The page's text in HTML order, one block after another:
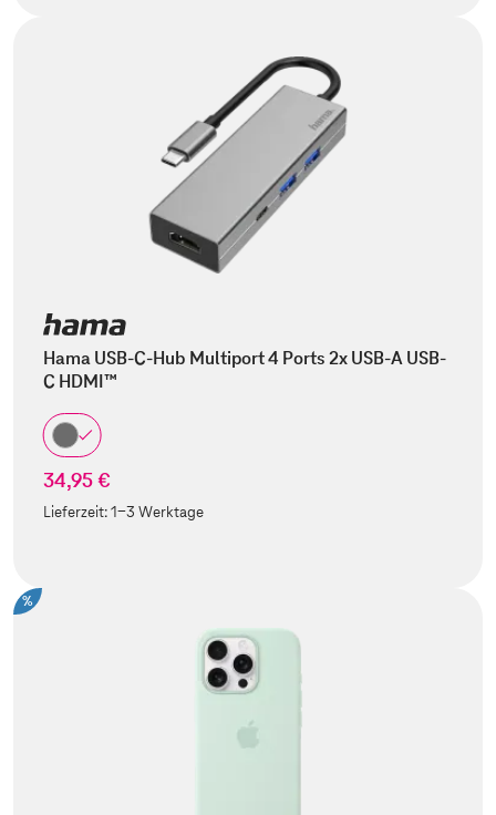
Hama USB-C-Hub Multiport 4 Ports 2x USB-A USB-
C HDMI™
34,95 €
Lieferzeit:1-3 Werktage
%